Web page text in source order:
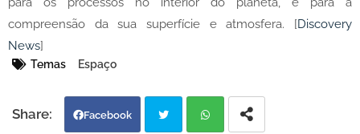
compreensão da sua superfície e atmosfera. [Discovery
News]
Temas Espaço
Facebook